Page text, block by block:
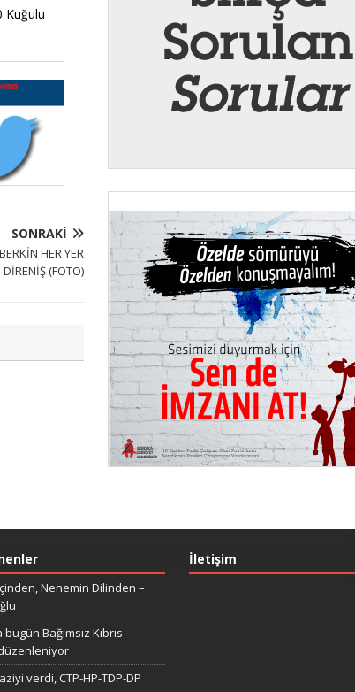
Kuğulu
SONRAKI
HER YER
DİRENİŞ (FOTO)
Nenemin Dilinden –
Bağımsız Kıbrıs
verdi, CTP-HP-TDP-DP
İletişim